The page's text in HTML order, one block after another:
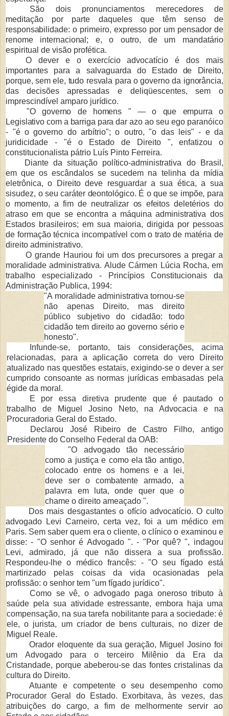
São dois pronunciamentos merecedores de
meditação por parte daqueles que têm sen­so de
responsabilidade: o primeiro, expresso por um pensador de
renome internacional; e, o outro, de um mandatário
espiritual de visão profética.
O dever e o exercício advocatício é dos mais
importantes para a salvaguarda do
Estado de Direito,
porque, sem ele, tudo resvala para o governo da ignorância,
das decisõesapressadas e deliqüescentes, sem o
imprescindível amparo jurídico.
"O governo de homens " — o que empurra o
Legislativo com a barriga para dar azo ao seu ego paranóico
- "é o governo do arbítrio"; o outro, "o das leis" - e da
juridicidade - "é o Estado de Direito ", enfatizou o
constitucionalista pátrio Luís Pinto Ferreira.
Diante da situação político-administrativa do Brasil,
em que os escândalos se suce­dem na telinha da mídia
eletrônica, o Direito deve resguardar a sua ética, a sua
sisudez, oseu caráter deontológico. É o que se impõe, para
o momento, a fim de neutralizar os efeitosdeletérios do
atraso em que se encontra a máquina administrativa dos
Estados brasileiros; em sua maioria, dirigida por pessoas
de formação técnica incompatível com o trato de maté­ria de
direito administrativo.
O grande Hauriou foi um dos precursores a pregar a
moralidade administrativa. Alu­de Cármen Lúcia Rocha, em
trabalho especializado -
Princípios Constitucionais da
Admi­nistração Publica, 1994:
"A moralidade administrativa tornou-se
não apenas Direito, mas direito
público subjetivo do cidadão: todo
cidadão tem direito ao governo sério e
honesto".
Infunde-se, portanto, tais considerações, acima
relacionadas, para a aplicação cor­reta do vero Direito
atualizado nas questões estatais, exigindo-se o dever a ser
cumprido consoante as normas jurídicas embasadas pela
égide da moral.
E por essa diretiva prudente que é pautado o
trabalho de Miguel Josino Neto, na Advocacia e na
Procuradoria Geral do Estado.
Declarou José Ribeiro de Castro Filho, antigo
Presidente do Conselho Federal da OAB:
"O advogado tão necessário
como a justiça e como ela tão antigo,
colocado entre os homens e a lei,
deve ser o combatente armado, a
palavra em luta, onde quer que o
chame o direito ameaçado ".
Dos mais desgastantes o ofício advocatício. O culto
advogado Levi Carneiro, certa vez, foi a um médico em
Paris. Sem saber quem era o cliente, o clínico o examinou e
disse: - "O senhoré Advogado ".- "Por quê? ", indagou
Levi, admirado, já que não dissera a sua
profissão.
Respondeu-lhe o médico francês: - "O seu fígado está
martirizado pelas coisas
da vida ocasionadas pela
profissão: o senhor tem "um fígado jurídico".
Como se vê, o advogado paga oneroso tributo à
saúde pela sua atividade estressante, embora haja uma
compensação, na sua tarefa nobilitante para a sociedade: é
ele, o juris­ta, um criador de bens culturais, no dizer de
Miguel Reale.
Orador eloquente da sua geração, Miguel Josino foi
um
Advogado para o terceiro Milênio da Era da
Cristandade, porque abeberou-se das fontes cristalinas da
cultura do Direito.
Atuante e competente o seu desempenho como
Procurador Geral do Estado. Exorbitava, às vezes, das
atribuições do cargo, a fim de melhormente servir ao